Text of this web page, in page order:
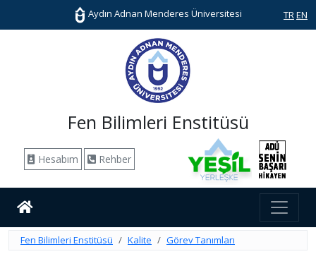
Aydın Adnan Menderes Üniversitesi TR EN
Fen Bilimleri Enstitüsü
Hesabım Rehber
Fen Bilimleri Enstitüsü Kalite Görev Tanımları